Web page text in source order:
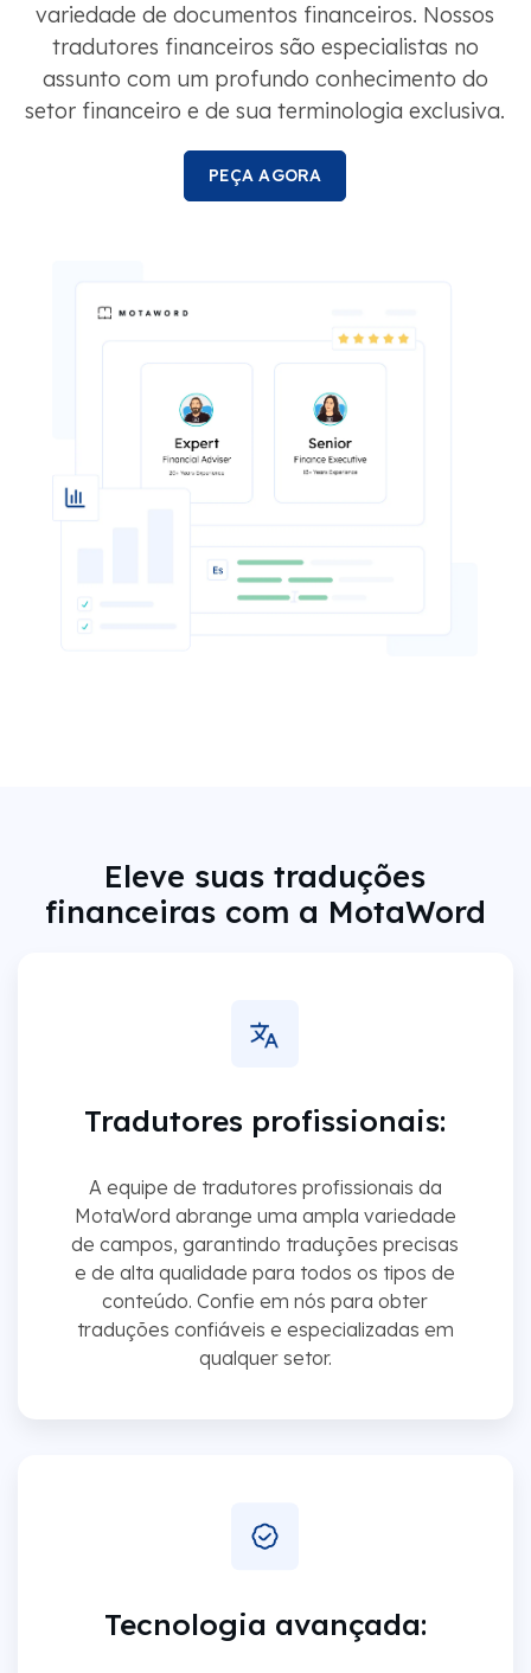
variedade de documentos financeiros. Nossos
tradutores financeiros são especialistas no
assunto com um profundo conhecimento do
setor financeiro e de sua terminologia exclusiva.
PEÇA AGORA
Eleve suas traduções
financeiras com a MotaWord
Tradutores profissionais:
A equipe de tradutores profissionais da
MotaWord abrange uma ampla variedade
de campos, garantindo traduções precisas
e de alta qualidade para todos os tipos de
conteúdo. Confie em nós para obter
traduções confiáveis e especializadas em
qualquer setor.
Tecnologia avançada: